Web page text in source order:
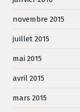
novembre 2015
juillet 2015
mai 2015
avril 2015
mars 2015